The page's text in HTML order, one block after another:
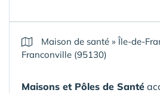
Maison de santé »Île-de-
Franconville (95130)
Maisons et Pôles de Santé